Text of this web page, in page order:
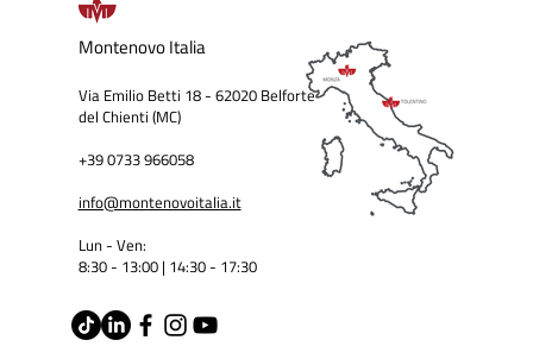
MontenovoItalia
Via Emilio Betti 18 - 62020 Belforte
del Chienti (MC)
+39 0733 966058
info@montenovoitalia.it
Lun - Ven:
8:30 - 13:00 | 14:30 - 17:30